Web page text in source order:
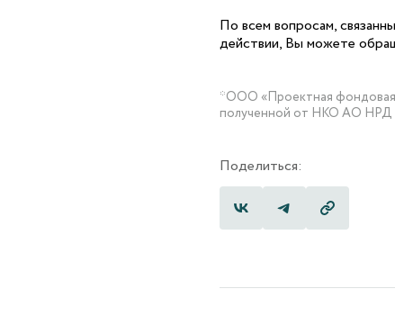
По всем вопросам,
действии, Вы можете
*ООО «Проектная фондовая
полученной от НКО АО НРД
Поделиться: